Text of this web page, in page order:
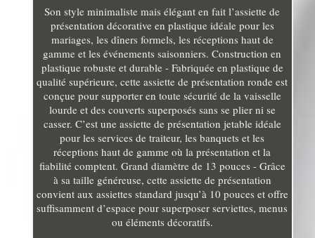
Son style minimaliste mais élégant en fait l’assiette de
présentation décorative en plastique idéale pour les
mariages, les dîners formels, les réceptions haut de
gamme et les événements saisonniers. Construction en
plastique robuste et durable - Fabriquée en plastique de
qualité supérieure, cette assiette de présentation ronde est
conçue pour supporter en toute sécurité de la vaisselle
lourde et des couverts superposés sans se plier ni se
casser. C’est une assiette de présentation jetable idéale
pour les services de traiteur, les banquets et les
réceptions haut de gamme où la présentation et la
fiabilité comptent. Grand diamètre de 13 pouces - Grâce
à sa taille généreuse, cette assiette de présentation
convient aux assiettes standard jusqu’à 10 pouces et offre
suffisamment d’espace pour superposer serviettes, menus
ou éléments décoratifs.